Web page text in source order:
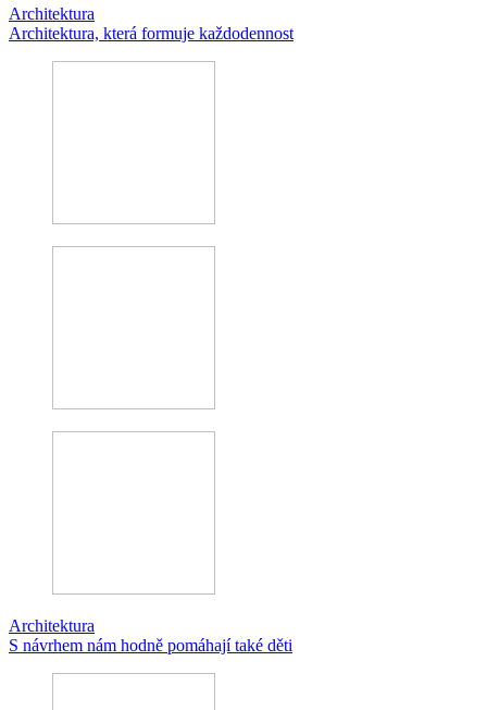
Architektura
Architektura, která formuje každodennost
Architektura
S návrhem nám hodně pomáhají také děti